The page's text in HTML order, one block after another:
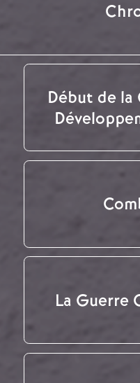
Début de
La Guerre